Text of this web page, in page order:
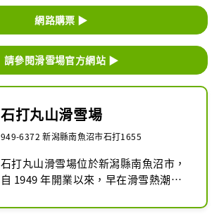
網路購票 ▶
請參閱滑雪場官方網站 ▶
石打丸山滑雪場
949-6372 新潟縣南魚沼市石打1655
石打丸山滑雪場位於新潟縣南魚沼市，
自 1949 年開業以來，早在滑雪熱潮之
並為這座山的魅力所興奮。